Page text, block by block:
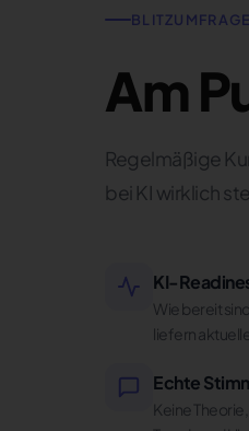
Am
Regelmäßige
bei KI wirklich
KI-
Wie bereit
liefern
Echte
Keine